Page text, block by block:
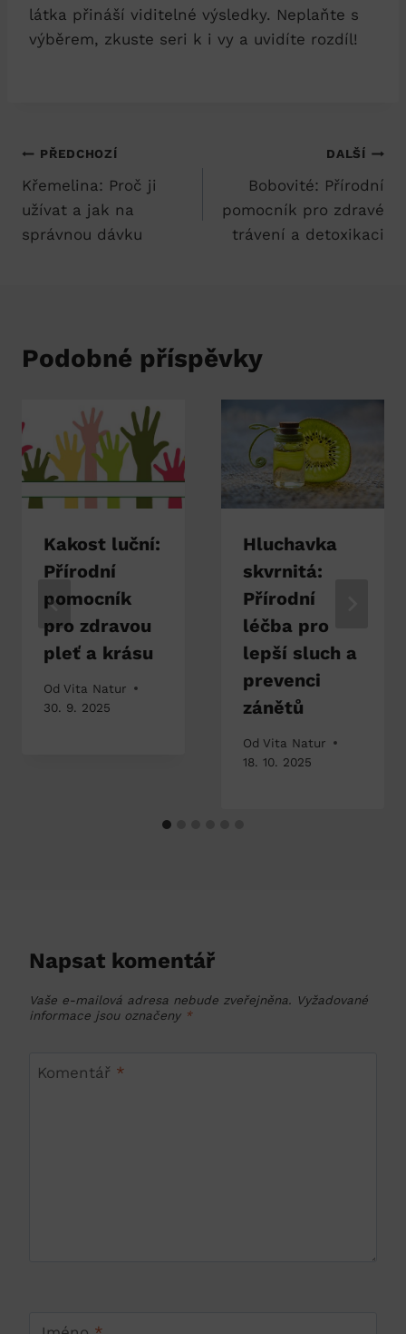
látka přináší viditelné výsledky. Neplaňte s
výběrem, zkuste seri k i vy a uvidíte rozdíl!
Navigace
pro
příspěvek
PŘEDCHOZÍ
Křemelina: Proč ji
užívat a jak na
správnou dávku
DALŠÍ
Bobovité: Přírodní
pomocník pro zdravé
trávení a detoxikaci
Podobné příspěvky
Kakost luční:
Přírodní
pomocník
pro zdravou
pleť a krásu
Od Vita Natur
30. 9. 2025
Hluchavka
skvrnitá:
Přírodní
léčba pro
lepší sluch a
prevenci
zánětů
Od Vita Natur
18. 10. 2025
Napsat komentář
Vaše e-mailová adresa nebude zveřejněna. Vyžadované
informace jsou označeny *
Komentář *